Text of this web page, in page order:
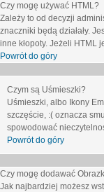
Czy mogę używać HTML?
Zależy to od decyzji
znaczniki będą działały.
inne kłopoty. Jeżeli HTML
Powrót do góry
Czym są Uśmieszki?
Uśmieszki, albo Ikony
szczęście, :( oznacza
spowodować
Powrót do góry
Czy mogę dodawać
Jak najbardziej możesz